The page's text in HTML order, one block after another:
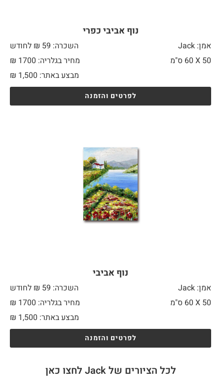
נוף אביבי כפרי
אמן: Jack
השכרה: 59 ₪ לחודש
50 X
מחיר בגלריה: 1700 ₪
מבצע באתר:
₪ 1,500
לפרטים והזמנה
נוף אביבי
אמן: Jack
השכרה: 59 ₪ לחודש
50 X
מחיר בגלריה: 1700 ₪
מבצע באתר:
₪ 1,500
לפרטים והזמנה
לכל הציורים של Jack לחצו כאן